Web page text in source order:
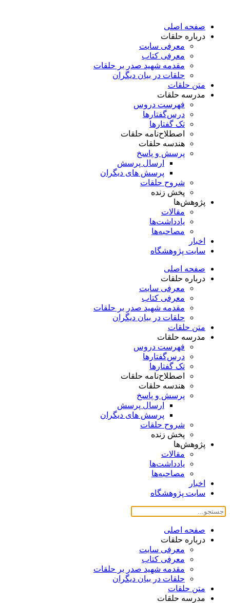
محتوا
صفحه اصلی
درباره حلقات
معرفی سایت
معرفی کتاب
مقدمه شهید صدر بر حلقات
حلقات در بیان دیگران
متن حلقات
مدرسه حلقات
فهرست دروس
درس‌گفتار‌ها
تک گفتارها
اصطلاح‌نامه حلقات
هندسه حلقات
پرسش و پاسخ
ارسال پرسش
پرسش های دیگران
شروح حلقات
پخش زنده
پژوهش‌ها
مقالات
یادداشت‌ها
مصاحبه‌ها
اخبار
سایت پژوهشگاه
صفحه اصلی
درباره حلقات
معرفی سایت
معرفی کتاب
مقدمه شهید صدر بر حلقات
حلقات در بیان دیگران
متن حلقات
مدرسه حلقات
فهرست دروس
درس‌گفتار‌ها
تک گفتارها
اصطلاح‌نامه حلقات
هندسه حلقات
پرسش و پاسخ
ارسال پرسش
پرسش های دیگران
شروح حلقات
پخش زنده
پژوهش‌ها
مقالات
یادداشت‌ها
مصاحبه‌ها
اخبار
سایت پژوهشگاه
صفحه اصلی
درباره حلقات
معرفی سایت
معرفی کتاب
مقدمه شهید صدر بر حلقات
حلقات در بیان دیگران
متن حلقات
مدرسه حلقات